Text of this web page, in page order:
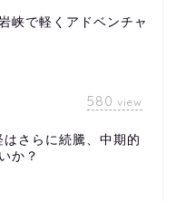
峡で軽くアドベンチャ
580 view
さらに続騰、中期的
か？